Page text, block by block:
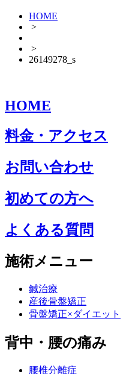
HOME
>
>
26149278_s
HOME
料金・アクセス
お問い合わせ
初めての方へ
よくある質問
施術メニュー
鍼治療
産後骨盤矯正
骨盤矯正×ダイエット
背中・腰の痛み
腰椎分離症